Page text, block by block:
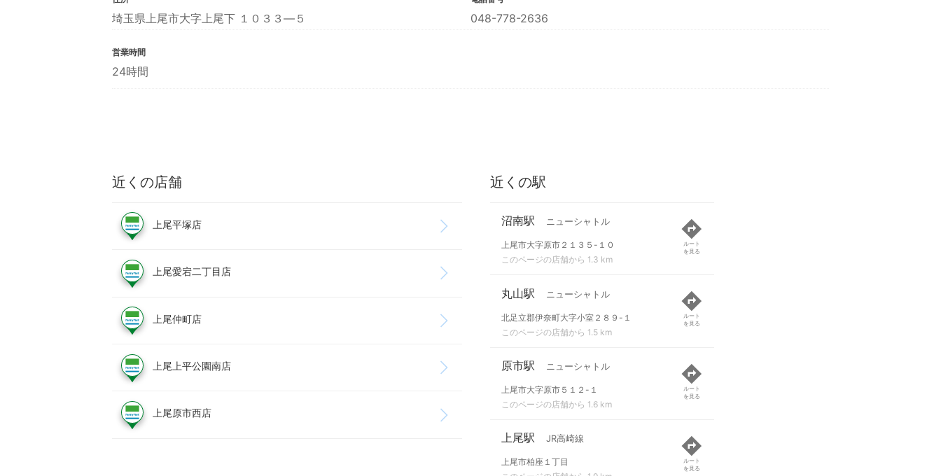
埼玉県上尾市大字上尾下 １０３３―５ 048-778-2636
営業時間
24時間
近くの店舗
上尾平塚店
上尾愛宕二丁目店
上尾仲町店
上尾上平公園南店
上尾原市西店
近くの駅
沼南駅 ニューシャトル
上尾市大字原市２１３５-１０
このページの店舗から 1.3 km
ルート
を見る
丸山駅 ニューシャトル
北足立郡伊奈町大字小室２８９-１
このページの店舗から 1.5 km
ルート
を見る
原市駅 ニューシャトル
上尾市大字原市５１２-１
このページの店舗から 1.6 km
ルート
を見る
上尾駅 JR高崎線
上尾市柏座１丁目
ルート
を見る